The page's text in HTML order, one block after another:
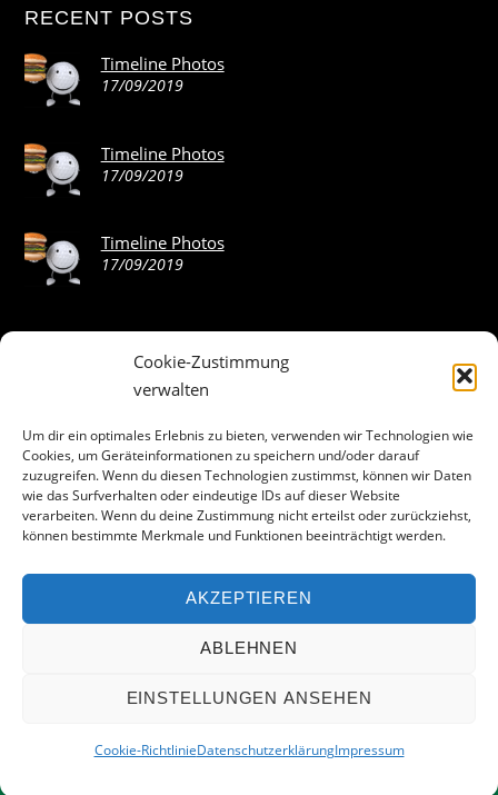
Cookie-Zustimmung
verwalten
Um dir ein optimales Erlebnis zu bieten, verwenden wir Technologien wie
Cookies, um Geräteinformationen zu speichern und/oder darauf
zuzugreifen. Wenn du diesen Technologien zustimmst, können wir Daten
wie das Surfverhalten oder eindeutige IDs auf dieser Website
verarbeiten. Wenn du deine Zustimmung nicht erteilst oder zurückziehst,
können bestimmte Merkmale und Funktionen beeinträchtigt werden.
AKZEPTIEREN
ABLEHNEN
EINSTELLUNGEN ANSEHEN
Cookie-RichtlinieDatenschutzerklärungImpressum
RECENT POSTS
Timeline Photos
17/09/2019
Timeline Photos
17/09/2019
Timeline Photos
17/09/2019
ABOUT THE LANDING THEME…
The Landing theme is a one-page design WordPress theme
that’s focused on getting your audience to follow-through
with your call-to-action. Built to work seamlessly with our
drag & drop Builder plugin, it gives you the ability to
customize the look and feel of your content.
Powered byWordPress•Themify WordPress Themes